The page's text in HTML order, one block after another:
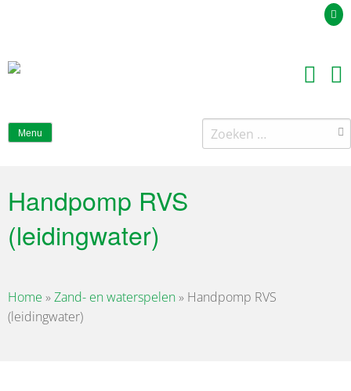
Menu
Zoeken
naar:
Handpomp RVS
(leidingwater)
Home » Zand- en waterspelen» Handpomp RVS
(leidingwater)